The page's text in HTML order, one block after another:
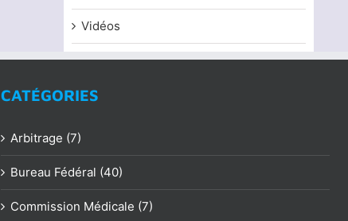
Vidéos
CATÉGORIES
Arbitrage (7)
Bureau Fédéral (40)
Commission Médicale (7)